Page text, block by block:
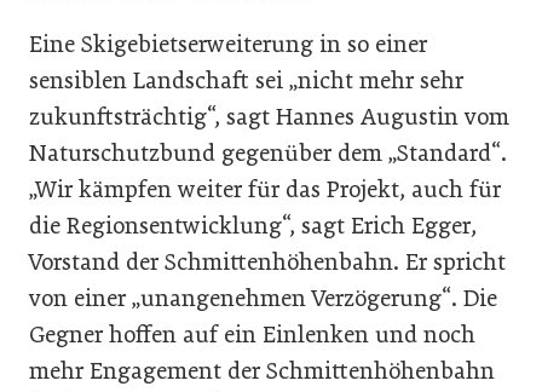
Eine Skigebietserweiterung in so einer
sensiblen Landschaft sei „nicht mehr sehr
zukunftsträchtig“, sagt Hannes Augustin vom
Naturschutzbund gegenüber dem „Standard“.
„Wir kämpfen weiter für das Projekt, auch für
die Regionsentwicklung“, sagt Erich Egger,
Vorstand der Schmittenhöhenbahn. Er spricht
von einer „unangenehmen Verzögerung“. Die
Gegner hoffen auf ein Einlenken und noch
mehr Engagement der Schmittenhöhenbahn